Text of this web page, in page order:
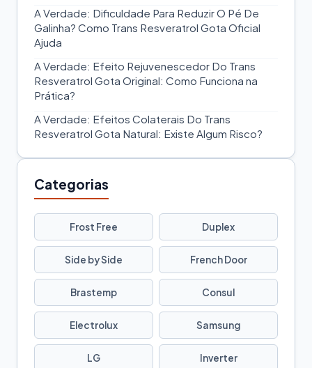
A Verdade: Dificuldade Para Reduzir O Pé De
Galinha? Como Trans Resveratrol Gota Oficial
Ajuda
A Verdade: Efeito Rejuvenescedor Do Trans
Resveratrol Gota Original: Como Funciona na
Prática?
A Verdade: Efeitos Colaterais Do Trans
Resveratrol Gota Natural: Existe Algum Risco?
Categorias
Frost Free Duplex
Side by Side French Door
Brastemp Consul
Electrolux Samsung
LG Inverter